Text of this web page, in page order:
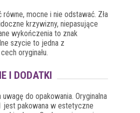
mocne i nie odstawać. Zła
krzywizny, niepasujące
wykończenia to znak
szycie to jedna z
oryginału.
I DODATKI
uwagę do opakowania. Oryginalna
jest pakowana w estetyczne